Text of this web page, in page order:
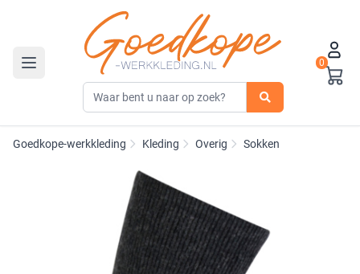
Toggle navigation
0
Goedkope-werkkleding Kleding Overig Sokken